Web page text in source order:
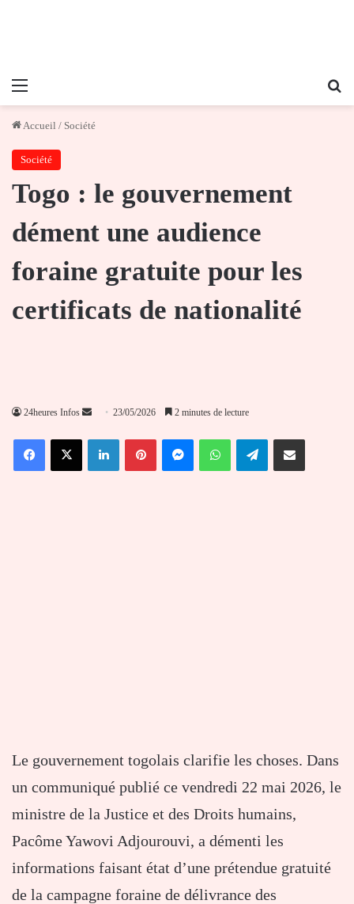
Menu
Accueil / Société
Société
Togo : le gouvernement
dément une audience
foraine gratuite pour les
certificats de nationalité
24heures Infos
Envoyer
courriel
23/05/2026 2 minutes de lecture
FacebookX LinkedinPinterestMessengerWhatsAppTelegramPartager par email
Le gouvernement togolais clarifie les choses. Dans
un communiqué publié ce vendredi 22 mai 2026, le
ministre de la Justice et des Droits humains,
Pacôme Yawovi Adjourouvi, a démenti les
informations faisant état d’une prétendue gratuité
de la campagne foraine de délivrance des